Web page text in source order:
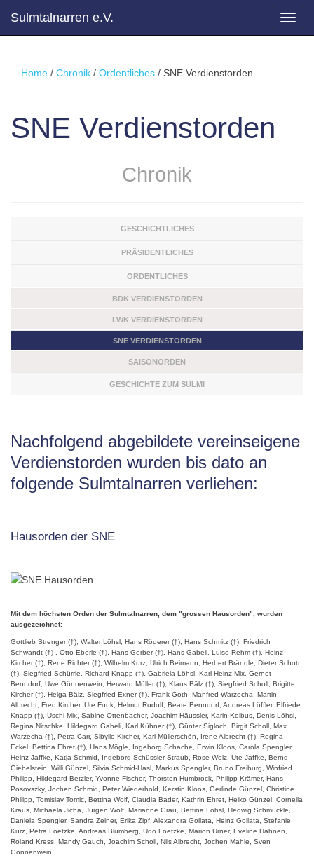
Sulmtalnarren e.V.
Home / Chronik / Ordentliches / SNE Verdienstorden
SNE Verdienstorden
Chronik
GESCHICHTLICHES
PRÄSIDENTLICHES
ORDENTLICHES
BDK VERDIENSTORDEN
LWK VERDIENSTORDEN
SNE VERDIENSTORDEN
SAISONORDEN
GESCHICHTE ZUM SULMI
Nachfolgend abgebildete vereinseigene
Verdienstorden wurden bis dato an
folgende Sulmtalnarren verliehen:
Hausorden der SNE
Mit dem höchsten Orden der Sulmtalnarren, dem "grossen Hausorden", wurden
ausgezeichnet:
Gottlieb Strenger (†), Walter Löhsl, Hans Röderer (†), Hans Schmitz (†), Friedrich
Schwandt (†) , Otto Eberle (†), Hans Gerber (†), Hans Gabeli, Luise Rehm (†), Heinz
Kircher (†), Rene Richter (†), Wilhelm Kurz, Ulrich Beimann, Herbert Brändle, Dieter Schott
(†), Siegfried Schürrle, Richard Knapp (†), Gabriela Löhsl, Karl-Heinz Mix, Gernot
Benndorf, Uwe Gönnenwein, Herward Müller (†), Klaus Bälz (†), Siegfried Scholl, Brigitte
Kircher (†), Helga Bälz, Siegfried Exner (†), Frank Goth, Manfred Warzecha, Martin
Albrecht, Fred Kircher, Ute Funk, Helmut Rudolf, Beate Benndorf, Andreas Löffler, Elfriede
Knapp (†), Uschi Mix, Sabine Ottenbacher, Joachim Häussler, Karin Kolbus, Denis Löhsl,
Regina Nitschke, Hildegard Gabeli, Karl Kühner (†), Günter Sigloch, Birgit Scholl, Max
Warzecha (†), Petra Carr, Sibylle Kircher, Karl Müllerschön, Irene Albrecht (†), Regina
Eckel, Bettina Ehret (†), Hans Mögle, Ingeborg Schache, Erwin Kloos, Carola Spengler,
Heinz Jaffke, Katja Schmid, Ingeborg Schüssler-Straub, Rose Wolz, Ute Jaffke, Bernd
Giebelstein, Willi Günzel, Silvia Schmid-Hasl, Markus Spengler, Bruno Freiburg, Winfried
Philipp, Hildegard Betzler, Yvonne Fischer, Thorsten Humbrock, Philipp Krämer, Hans
Posovszky, Jochen Schmid, Peter Wiederhold, Kerstin Kloos, Gerlinde Günzel, Christine
Philipp, Tomislav Tomic, Bettina Wolf, Claudia Bader, Kathrin Ehret, Heiko Günzel, Cornelia
Kraus, Michaela Jicha, Jürgen Wolf, Marianne Grau, Bettina Löhsl, Hedwig Schmückle,
Daniela Spengler, Sandra Zeiner, Erika Zipf, Alexandra Gollata, Heinz Gollata, Stefanie
Kurz, Petra Loetzke, Andreas Blumberg, Udo Loetzke, Marion Urner, Eveline Hahnen,
Roland Kress, Mandy Gauch, Joachim Scholl, Nils Albrecht, Jochen Mahle, Sven
Gönnenwein